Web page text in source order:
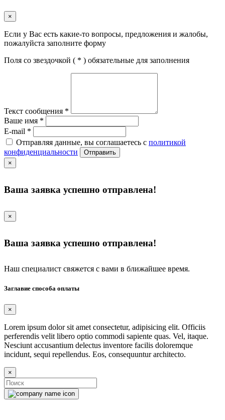
×
Если у Вас есть какие-то вопросы, предложения и жалобы,
пожалуйста заполните форму
Поля со звездочкой ( * ) обязательные для заполнения
Текст сообщения *
Ваше имя *
E-mail *
Отправляя данные, вы соглашаетесь с политикой
конфиденциальности
Отправить
×
Ваша заявка успешно отправлена!
×
Ваша заявка успешно отправлена!
Наш специалист свяжется с вами в ближайшее время.
Заглавие способа оплаты
×
Lorem ipsum dolor sit amet consectetur, adipisicing elit. Officiis
perferendis velit libero optio commodi sapiente quas. Vel, itaque.
Nesciunt accusantium delectus inventore facilis doloremque
incidunt, sequi repellendus. Eos, consequuntur architecto.
×